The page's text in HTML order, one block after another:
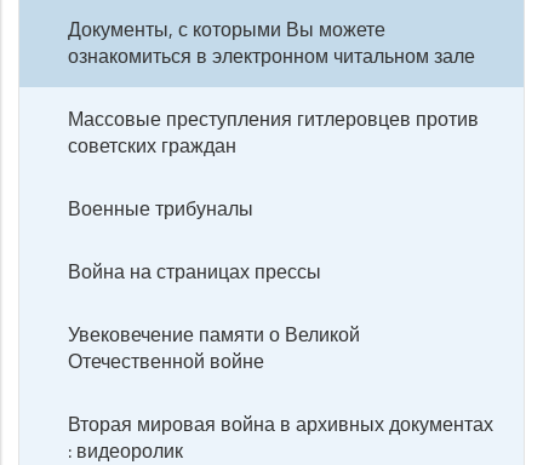
Документы, с которыми Вы можете
ознакомиться в электронном читальном зале
Массовые преступления гитлеровцев против
советских граждан
Военные трибуналы
Война на страницах прессы
Увековечение памяти о Великой
Отечественной войне
Вторая мировая война в архивных документах
: видеоролик